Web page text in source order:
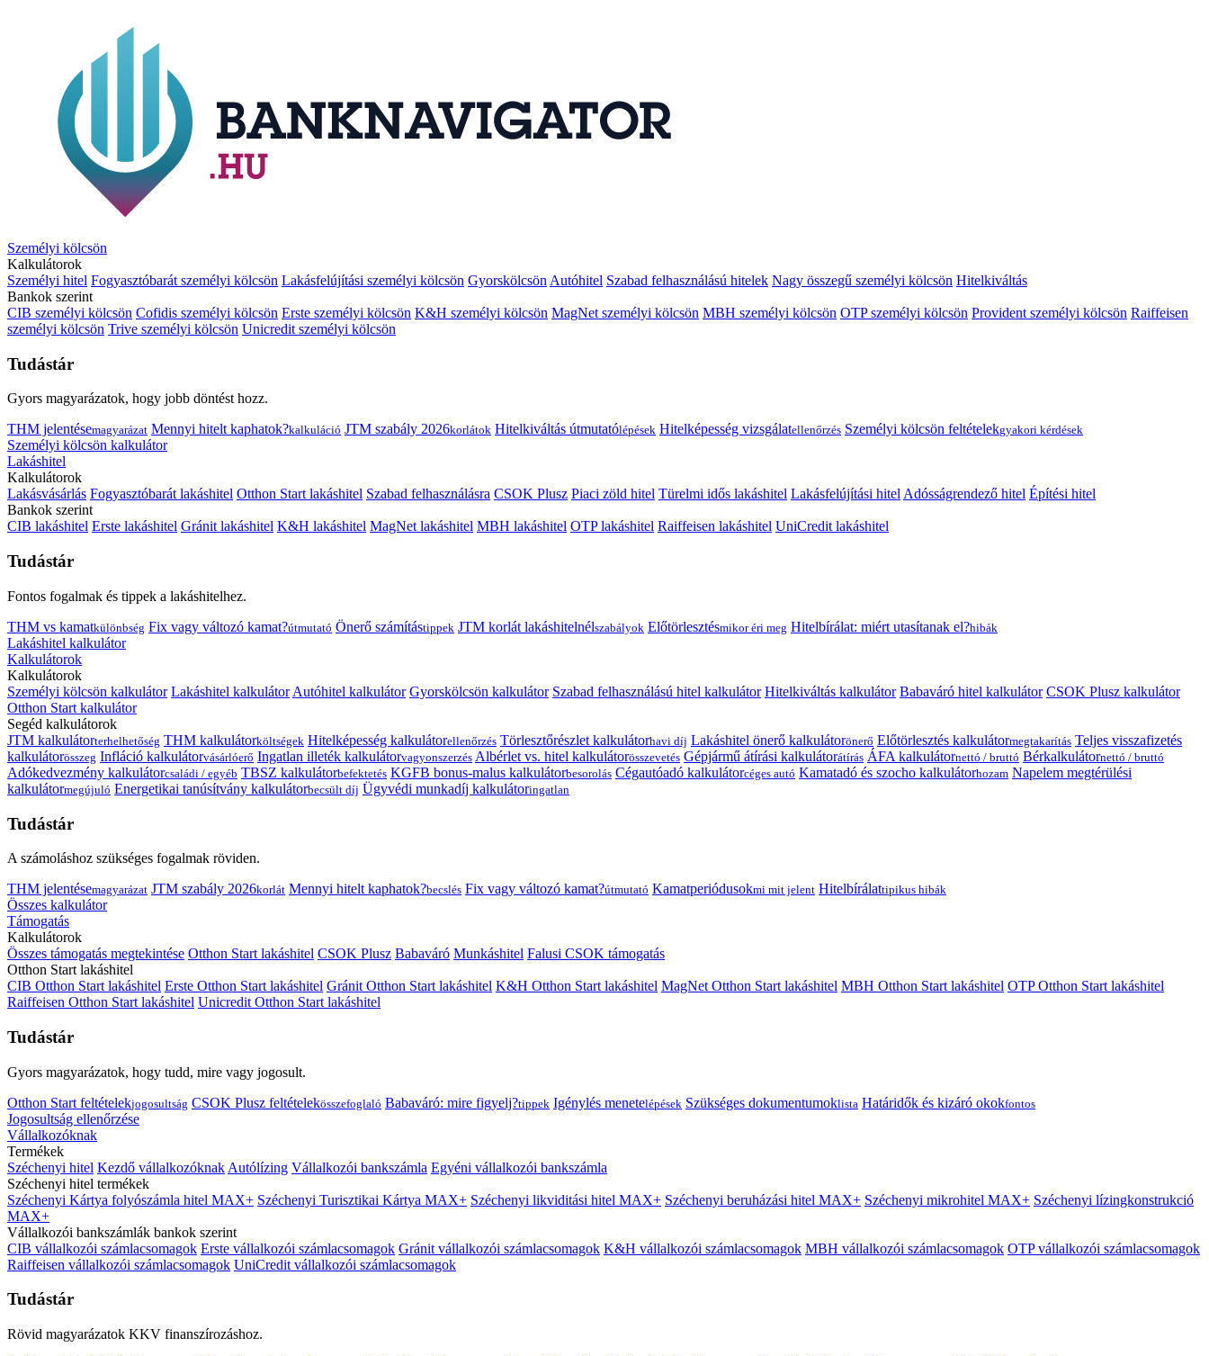
Személyi kölcsön
Kalkulátorok
Személyi hitel Fogyasztóbarát személyi kölcsön Lakásfelújítási személyi kölcsön Gyorskölcsön Autóhitel Szabad felhasználású hitelek Nagy összegű személyi kölcsön Hitelkiváltás
Bankok szerint
CIB személyi kölcsön Cofidis személyi kölcsön Erste személyi kölcsön K&H személyi kölcsön MagNet személyi kölcsön MBH személyi kölcsön OTP személyi kölcsön Provident személyi kölcsön Raiffeisen
személyi kölcsön Trive személyi kölcsön Unicredit személyi kölcsön
Tudástár
Gyors magyarázatok, hogy jobb döntést hozz.
THM jelentésemagyarázat Mennyi hitelt kaphatok?kalkuláció JTM szabály 2026korlátok Hitelkiváltás útmutatólépések Hitelképesség vizsgálatellenőrzés Személyi kölcsön feltételekgyakori kérdések
Személyi kölcsön kalkulátor
Lakáshitel
Kalkulátorok
Lakásvásárlás Fogyasztóbarát lakáshitel Otthon Start lakáshitel Szabad felhasználásra CSOK Plusz Piaci zöld hitel Türelmi idős lakáshitel Lakásfelújítási hitelAdósságrendező hitel Építési hitel
Bankok szerint
CIB lakáshitel Erste lakáshitel Gránit lakáshitel K&H lakáshitel MagNet lakáshitel MBH lakáshitel OTP lakáshitel Raiffeisen lakáshitel UniCredit lakáshitel
Tudástár
Fontos fogalmak és tippek a lakáshitelhez.
THM vs kamatkülönbség Fix vagy változó kamat?útmutató Önerő számítástippek JTM korlát lakáshitelnélszabályok Előtörlesztésmikor éri meg Hitelbírálat: miért utasítanak el?hibák
Lakáshitel kalkulátor
Kalkulátorok
Kalkulátorok
Személyi kölcsön kalkulátor Lakáshitel kalkulátor Autóhitel kalkulátor Gyorskölcsön kalkulátor Szabad felhasználású hitel kalkulátor Hitelkiváltás kalkulátor Babaváró hitel kalkulátor CSOK Plusz kalkulátor
Otthon Start kalkulátor
Segéd kalkulátorok
JTM kalkulátorterhelhetőség THM kalkulátorköltségek Hitelképesség kalkulátorellenőrzés Törlesztőrészlet kalkulátorhavi díj Lakáshitel önerő kalkulátorönerő Előtörlesztés kalkulátormegtakarítás Teljes visszafizetés
kalkulátorösszeg Infláció kalkulátorvásárlóerő Ingatlan illeték kalkulátorvagyonszerzés Albérlet vs. hitel kalkulátorösszevetés Gépjármű átírási kalkulátorátírás ÁFA kalkulátornettó / bruttó Bérkalkulátornettó / bruttó
Adókedvezmény kalkulátorcsaládi / egyéb TBSZ kalkulátorbefektetés KGFB bonus-malus kalkulátorbesorolás Cégautóadó kalkulátorcéges autó Kamatadó és szocho kalkulátorhozam Napelem megtérülési
kalkulátormegújuló Energetikai tanúsítvány kalkulátorbecsült díj Ügyvédi munkadíj kalkulátoringatlan
Tudástár
A számoláshoz szükséges fogalmak röviden.
THM jelentésemagyarázat JTM szabály 2026korlát Mennyi hitelt kaphatok?becslés Fix vagy változó kamat?útmutató Kamatperiódusokmi mit jelent Hitelbírálattipikus hibák
Összes kalkulátor
Támogatás
Kalkulátorok
Összes támogatás megtekintése Otthon Start lakáshitel CSOK Plusz Babaváró Munkáshitel Falusi CSOK támogatás
Otthon Start lakáshitel
CIB Otthon Start lakáshitel Erste Otthon Start lakáshitel Gránit Otthon Start lakáshitel K&H Otthon Start lakáshitel MagNet Otthon Start lakáshitel MBH Otthon Start lakáshitel OTP Otthon Start lakáshitel
Raiffeisen Otthon Start lakáshitel Unicredit Otthon Start lakáshitel
Tudástár
Gyors magyarázatok, hogy tudd, mire vagy jogosult.
Otthon Start feltételekjogosultság CSOK Plusz feltételekösszefoglaló Babaváró: mire figyelj?tippek Igénylés menetelépések Szükséges dokumentumoklista Határidők és kizáró okokfontos
Jogosultság ellenőrzése
Vállalkozóknak
Termékek
Széchenyi hitel Kezdő vállalkozóknak Autólízing Vállalkozói bankszámla Egyéni vállalkozói bankszámla
Széchenyi hitel termékek
Széchenyi Kártya folyószámla hitel MAX+ Széchenyi Turisztikai Kártya MAX+ Széchenyi likviditási hitel MAX+ Széchenyi beruházási hitel MAX+ Széchenyi mikrohitel MAX+ Széchenyi lízingkonstrukció
MAX+
Vállalkozói bankszámlák bankok szerint
CIB vállalkozói számlacsomagok Erste vállalkozói számlacsomagok Gránit vállalkozói számlacsomagok K&H vállalkozói számlacsomagok MBH vállalkozói számlacsomagok OTP vállalkozói számlacsomagok
Raiffeisen vállalkozói számlacsomagok UniCredit vállalkozói számlacsomagok
Tudástár
Rövid magyarázatok KKV finanszírozáshoz.